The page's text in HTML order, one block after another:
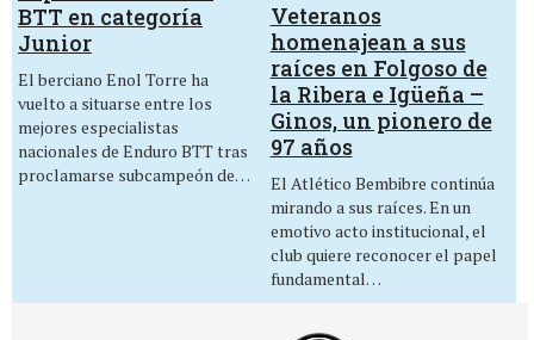
BTT en categoría
Junior
El berciano Enol Torre ha
vuelto a situarse entre los
mejores especialistas
nacionales de Enduro BTT tras
proclamarse subcampeón de…
Veteranos
homenajean a sus
raíces en Folgoso de
la Ribera e Igüeña –
Ginos, un pionero de
97 años
El Atlético Bembibre continúa
mirando a sus raíces. En un
emotivo acto institucional, el
club quiere reconocer el papel
fundamental…